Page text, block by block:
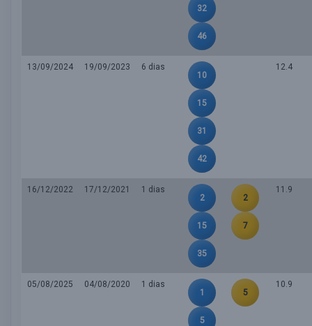
32
46
13/09/2024 19/09/2023
6 dias
10
15
31
42
12.4
16/12/2022 17/12/2021
1 dias
2
15
35
2
7
11.9
05/08/2025 04/08/2020
1 dias
1
5
5
10.9